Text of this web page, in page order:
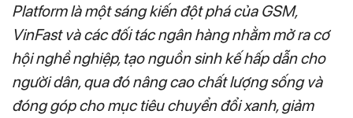
Platform là một sáng kiến đột phá của GSM,
VinFast và các đối tác ngân hàng nhằm mở ra cơ
hội nghề nghiệp, tạo nguồn sinh kế hấp dẫn cho
người dân, qua đó nâng cao chất lượng sống và
đóng góp cho mục tiêu chuyển đổi xanh, giảm